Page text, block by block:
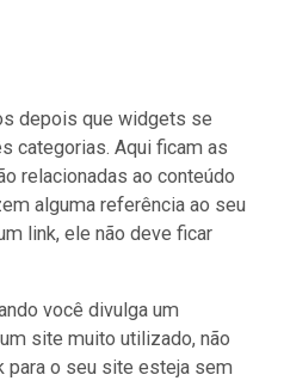
depois que widgets se
categorias. Aqui ficam as
relacionadas ao conteúdo
alguma referência ao seu
link, ele não deve ficar
você divulga um
site muito utilizado, não
para o seu site esteja sem